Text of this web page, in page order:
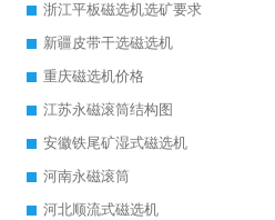
浙江平板磁选机选矿要求
新疆皮带干选磁选机
重庆磁选机价格
江苏永磁滚筒结构图
安徽铁尾矿湿式磁选机
河南永磁滚筒
河北顺流式磁选机